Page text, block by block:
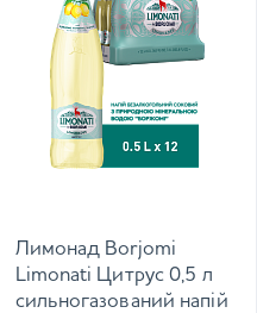
Лимонад Borjomi
Limonati Цитрус 0,5 л
сильногазований напій